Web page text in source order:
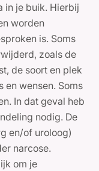
in je buik. Hierbij
worden
is. Soms
zoals de
de soort en plek
en wensen. Soms
In dat geval heb
nodig. De
en/of uroloog)
narcose.
om je